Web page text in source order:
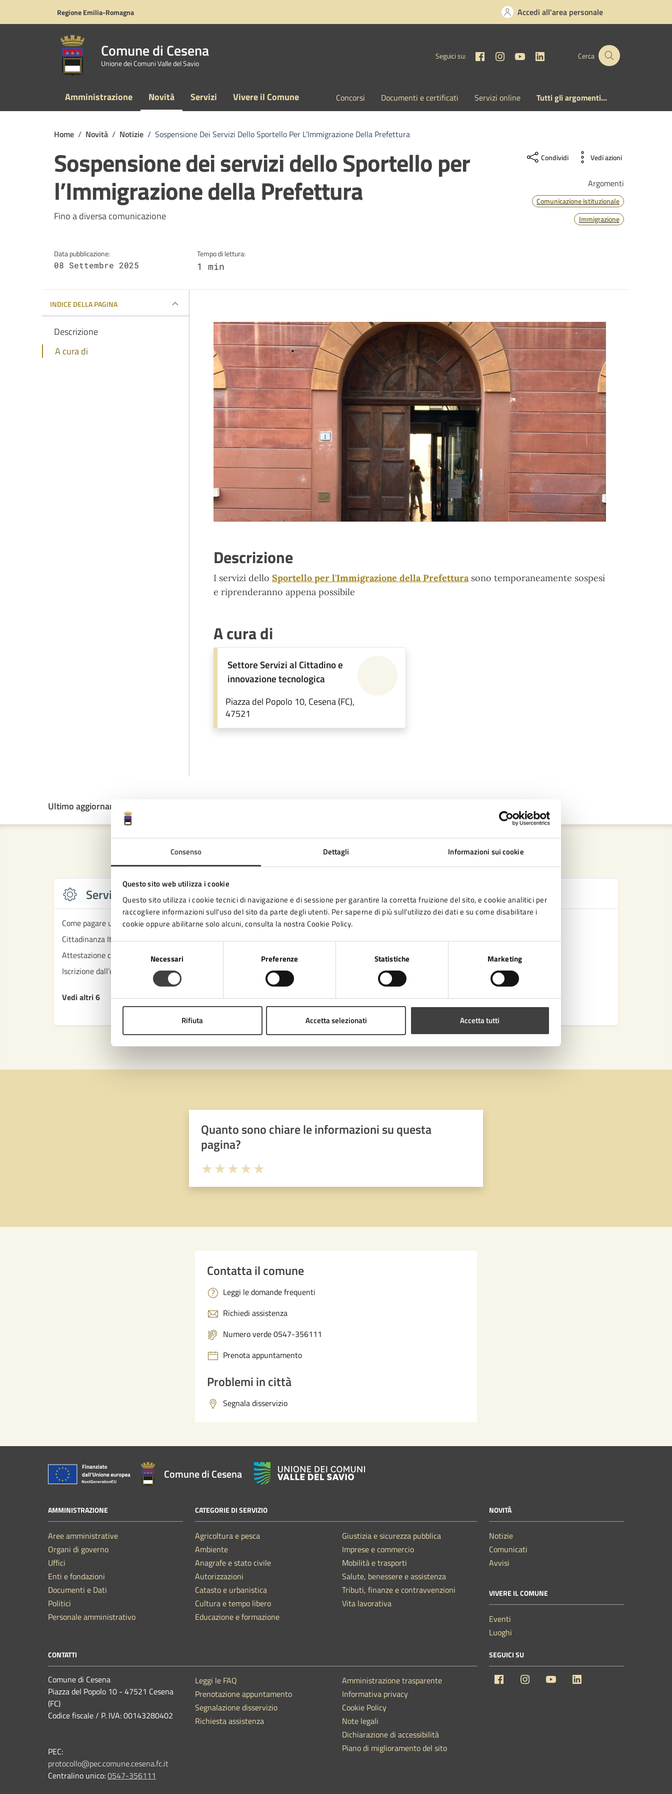
Consenso Dettagli Informazioni sui cookie
Questo sito web utilizza i cookie
Questo sito utilizza i cookie tecnici di navigazione e di sessione per garantire la corretta fruizione del sito, e cookie analitici per
raccogliere informazioni sull'uso del sito da parte degli utenti. Per saperne di più sull'utilizzo dei dati e su come disabilitare i
cookie oppure abilitarne solo alcuni, consulta la nostra Cookie Policy.
del
consenso
Necessari Preferenze Statistiche Marketing
Rifiuta Accetta selezionati Accetta tutti
Regione Emilia-Romagna Accedi all'area personale
Comune di Cesena
Unione dei Comuni Valle del Savio
Seguici su: FacebookInstagram
YouTubeLinkedinCerca
Amministrazione Novità Servizi Vivere il Comune Concorsi Documenti e certificati Servizi online Tutti gli argomenti...
Home / Novità / Notizie / Sospensione Dei Servizi Dello Sportello Per L’Immigrazione Della Prefettura
Sospensione dei servizi dello Sportello per
l’Immigrazione della Prefettura
Dettagli della notizia
Fino a diversa comunicazione
Data pubblicazione:
08 Settembre 2025
Tempo di lettura:
1 min
Condividi Vedi azioni
Argomenti
Comunicazione istituzionale
Immigrazione
INDICE DELLA PAGINA
Descrizione
A cura di
Descrizione
I servizi dello Sportello per l'Immigrazione della Prefetturasono temporaneamente sospesi
e riprenderanno appena possibile
A cura di
Settore Servizi al Cittadino e
innovazione tecnologica
Piazza del Popolo 10, Cesena (FC),
47521
Ultimo aggiornamento:
Contenuti correlati
Servizi
Come pagare un'ordinanza ingiunzione
Cittadinanza Italiana per Filiazione
Attestazione circa la sussistenza dei requisiti dell’alloggio occupato da cittadini stranieri
Iscrizione dall’estero per richiesta Cittadinanza di Straniero
Vedi altri 6
Quanto sono chiare le informazioni su questa
pagina?
Contatta il comune
Leggi le domande frequenti
Richiedi assistenza
Numero verde 0547-356111
Prenota appuntamento
Problemi in città
Segnala disservizio
Comune di Cesena
AMMINISTRAZIONE
Aree amministrative
Organi di governo
Uffici
Enti e fondazioni
Documenti e Dati
Politici
Personale amministrativo
CATEGORIE DI SERVIZIO
Agricoltura e pesca
Ambiente
Anagrafe e stato civile
Autorizzazioni
Catasto e urbanistica
Cultura e tempo libero
Educazione e formazione
Giustizia e sicurezza pubblica
Imprese e commercio
Mobilità e trasporti
Salute, benessere e assistenza
Tributi, finanze e contravvenzioni
Vita lavorativa
NOVITÀ
Notizie
Comunicati
Avvisi
VIVERE IL COMUNE
Eventi
Luoghi
CONTATTI
Comune di Cesena
Piazza del Popolo 10 - 47521 Cesena
(FC)
Codice fiscale / P. IVA: 00143280402
PEC:
protocollo@pec.comune.cesena.fc.it
Centralino unico:0547-356111
Leggi le FAQ
Prenotazione appuntamento
Segnalazione disservizio
Richiesta assistenza
Amministrazione trasparente
Informativa privacy
Cookie Policy
Note legali
Dichiarazione di accessibilità
Piano di miglioramento del sito
SEGUICI SU
Facebook Instagram YouTube